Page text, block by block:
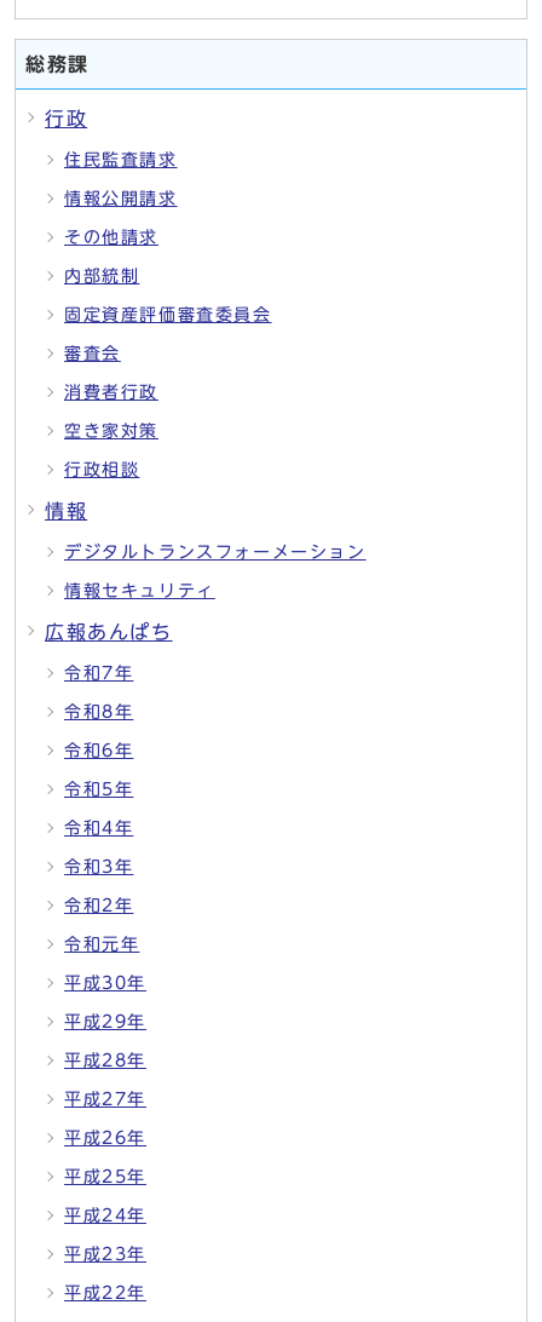
総務課
行政
住民監査請求
情報公開請求
その他請求
内部統制
固定資産評価審査委員会
審査会
消費者行政
空き家対策
行政相談
情報
デジタルトランスフォーメーション
情報セキュリティ
広報あんぱち
令和7年
令和8年
令和6年
令和5年
令和4年
令和3年
令和2年
令和元年
平成30年
平成29年
平成28年
平成27年
平成26年
平成25年
平成24年
平成23年
平成22年